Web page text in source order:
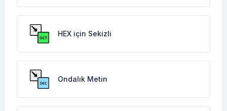
HEX için Sekizli
Ondalık Metin